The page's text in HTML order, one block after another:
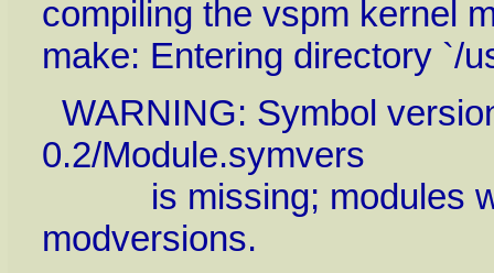
compiling the vspm kernel
make: Entering directory `/
WARNING: Symbol
0.2/Module.symvers
is missing; modules will
modversions.